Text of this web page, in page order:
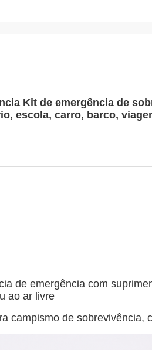
Kit de emergência de
escola, carro, barco,
de emergência com
ao ar livre
campismo de sobrevivência,